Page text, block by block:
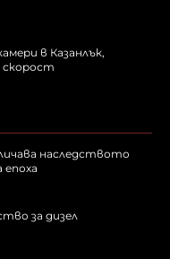
в Казанлък,
скорост
наследството
за дизел